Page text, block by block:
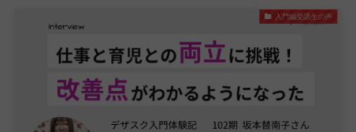
入門編受講生の声